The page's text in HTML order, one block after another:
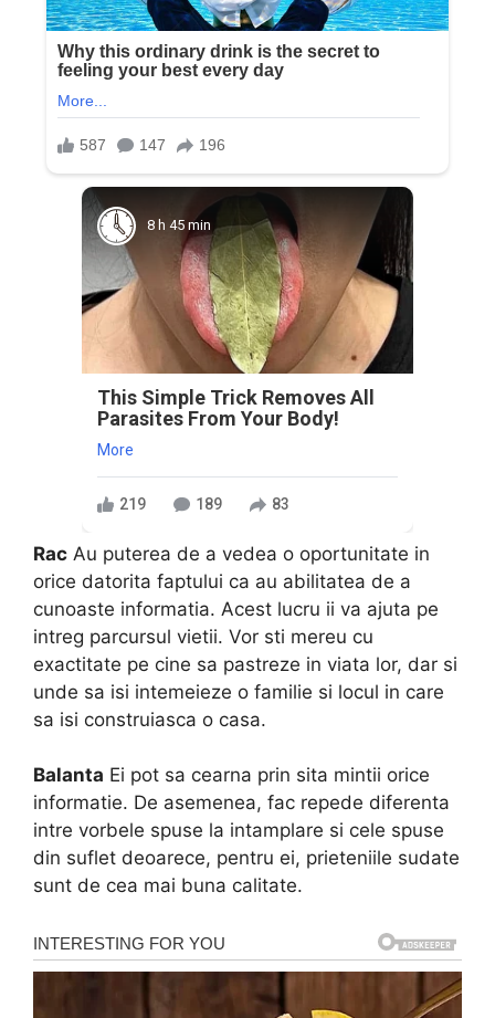
8 h 45 min
This Simple Trick Removes All
Parasites From Your Body!
More
219 189 83
Rac Au puterea de a vedea o oportunitate in
orice datorita faptului ca au abilitatea de a
cunoaste informatia. Acest lucru ii va ajuta pe
intreg parcursul vietii. Vor sti mereu cu
exactitate pe cine sa pastreze in viata lor, dar si
unde sa isi intemeieze o familie si locul in care
sa isi construiasca o casa.
Balanta Ei pot sa cearna prin sita mintii orice
informatie. De asemenea, fac repede diferenta
intre vorbele spuse la intamplare si cele spuse
din suflet deoarece, pentru ei, prieteniile sudate
sunt de cea mai buna calitate.